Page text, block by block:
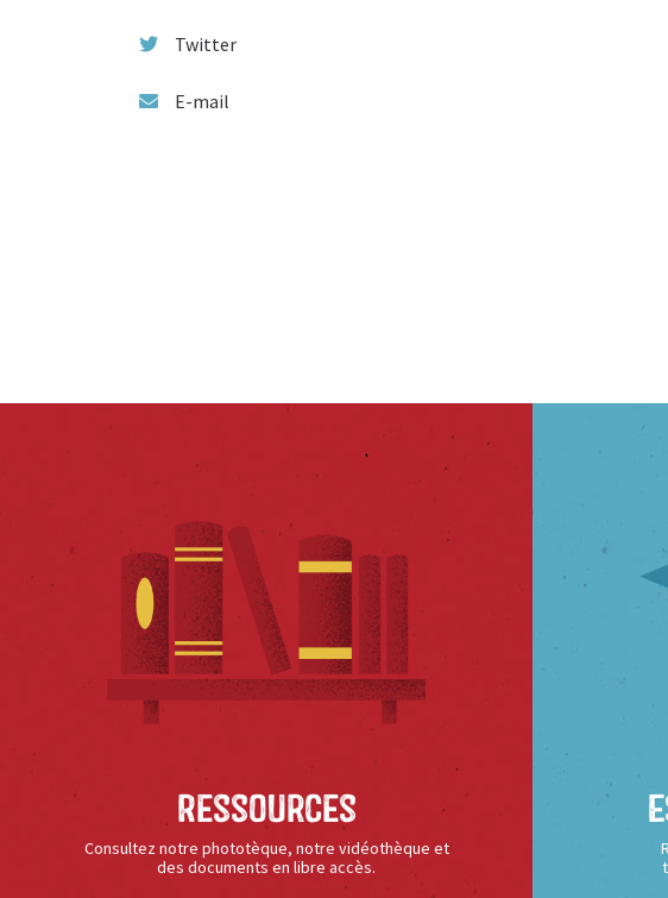
Twitter
E-mail
Ressources
Consultez notre phototèque, notre vidéothèque et
des documents en libre accès.